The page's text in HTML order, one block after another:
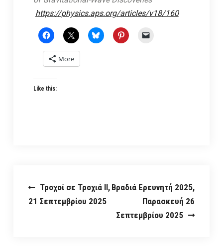
https://physics.aps.org/articles/v18/160
More
Like this:
Post
navigation
Τροχοί σε Τροχιά ΙΙ,
21 Σεπτεμβρίου 2025
Βραδιά Ερευνητή 2025,
Παρασκευή 26
Σεπτεμβρίου 2025